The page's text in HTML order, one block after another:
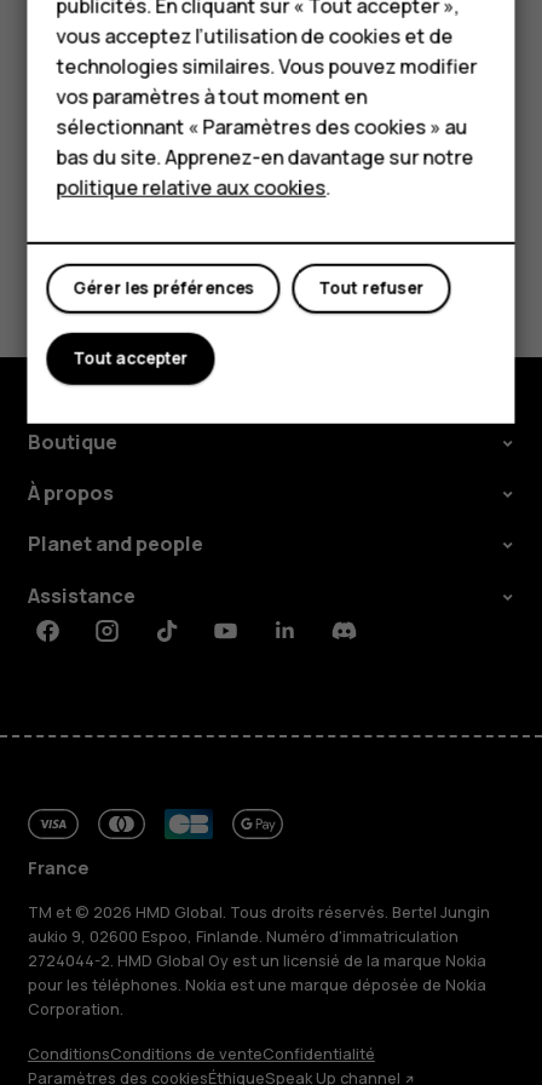
HMD Terra M
Pour les entreprises
Tablettes
Boutique
L'autre appareil utilise les données de votre forfait de
données, ce qui peut engendrer des frais de trafic de
données. Pour plus d'informations sur la disponibilité et le
coût, contactez votre fournisseur de services réseau.
Avez-vous trouvé cela utile?
Oui Non
Boutique
À propos
Planet and people
Assistance
FacebookInstagramTiktokYoutubeLinkedinDiscord
France
TM et © 2026 HMD Global. Tous droits réservés. Bertel Jungin
aukio 9, 02600 Espoo, Finlande. Numéro d'immatriculation
2724044-2. HMD Global Oy est un licensié de la marque Nokia
pour les téléphones. Nokia est une marque déposée de Nokia
Corporation.
ConditionsConditions de venteConfidentialité
Paramètres des cookiesÉthiqueSpeak Up channel
publicités. En cliquant sur « Tout accepter »,
vous acceptez l’utilisation de cookies et de
technologies similaires. Vous pouvez modifier
vos paramètres à tout moment en
sélectionnant « Paramètres des cookies » au
bas du site. Apprenez-en davantage sur notre
politique relative aux cookies.
Tout refuser
Gérer les préférences
Tout accepter